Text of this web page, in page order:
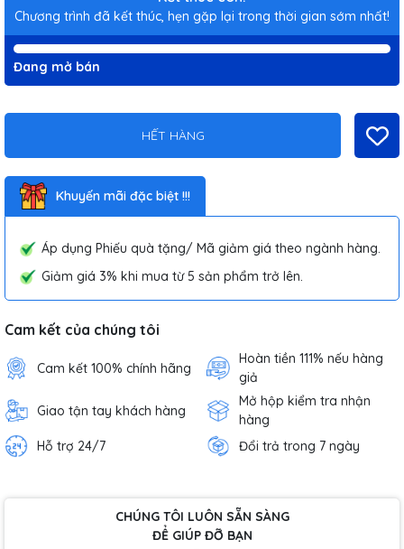
Chương trình đã kết thúc, hẹn gặp lại trong thời gian sớm nhất!
Đang mở bán
HẾT HÀNG
Khuyến mãi đặc biệt !!!
Áp dụng Phiếu quà tặng/ Mã giảm giá theo ngành hàng.
Giảm giá 3% khi mua từ 5 sản phẩm trở lên.
Cam kết của chúng tôi
Cam kết 100% chính hãng
Hoàn tiền 111% nếu hàng
giả
Giao tận tay khách hàng
Mở hộp kiểm tra nhận
hàng
Hỗ trợ 24/7
Đổi trả trong 7 ngày
CHÚNG TÔI LUÔN SẴN SÀNG
ĐỂ GIÚP ĐỠ BẠN